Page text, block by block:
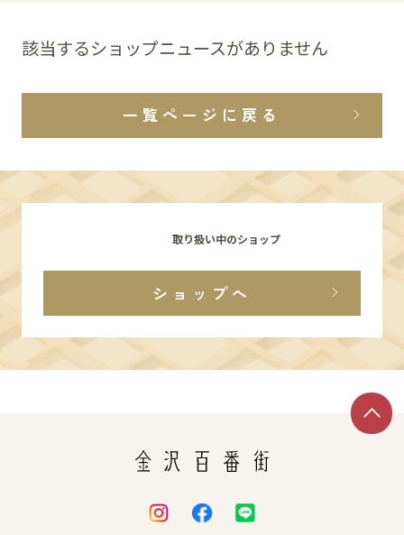
ショップニュース
イベント
館内サービス
施設からのお知らせ
スタッフ募集
該当するショップニュースがありません
一覧ページに戻る
取り扱い中のショップ
ショップへ